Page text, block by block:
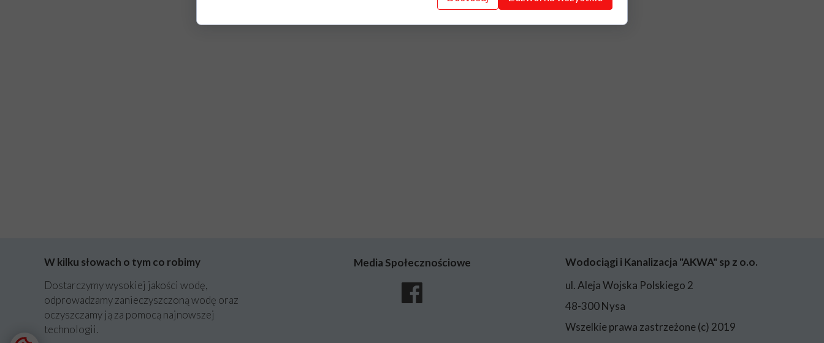
Wodociągi i Kanalizacja "AKWA" sp z o.o.
ul. Aleja Wojska Polskiego 2
48-300 Nysa
Wszelkie prawa zastrzeżone (c) 2019
Dostarczymy wysokiej jakości wodę,
odprowadzamy zanieczyszczoną wodę oraz
oczyszczamy ją za pomocą najnowszej
technologii.
W kilku słowach o tym co robimy Media Społecznościowe